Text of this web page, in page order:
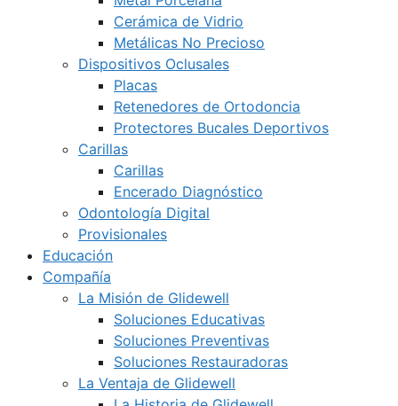
Cerámica de Vidrio
Metálicas No Precioso
Dispositivos Oclusales
Placas
Retenedores de Ortodoncia
Protectores Bucales Deportivos
Carillas
Carillas
Encerado Diagnóstico
Odontología Digital
Provisionales
Educación
Compañía
La Misión de Glidewell
Soluciones Educativas
Soluciones Preventivas
Soluciones Restauradoras
La Ventaja de Glidewell